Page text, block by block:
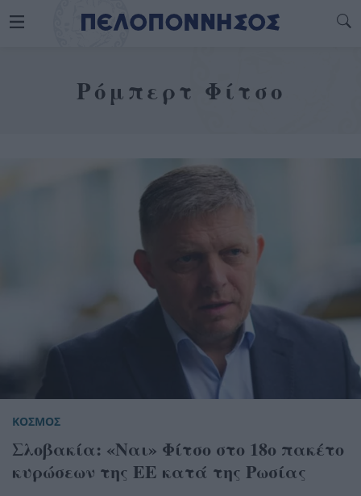
Ρόμπερτ Φίτσο
ΚΟΣΜΟΣ
Σλοβακία: «Ναι» Φίτσο στο 18ο πακέτο
κυρώσεων της ΕΕ κατά της Ρωσίας